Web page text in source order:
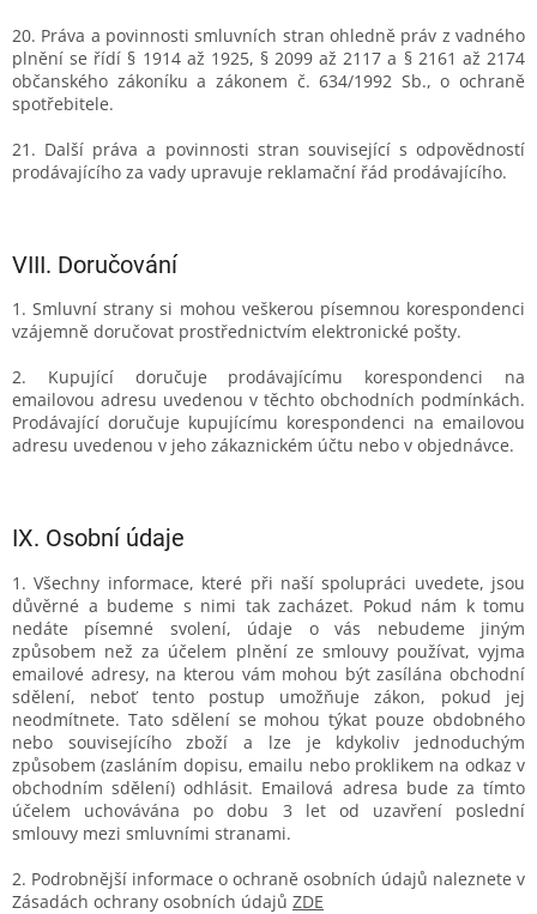
20. Práva a povinnosti smluvních stran ohledně práv z vadného
plnění se řídí § 1914 až 1925, § 2099 až 2117 a § 2161 až 2174
občanského zákoníku a zákonem č. 634/1992 Sb., o ochraně
spotřebitele.
21. Další práva a povinnosti stran související s odpovědností
prodávajícího za vady upravuje reklamační řád prodávajícího.
VIII. Doručování
1. Smluvní strany si mohou veškerou písemnou korespondenci
vzájemně doručovat prostřednictvím elektronické pošty.
2. Kupující doručuje prodávajícímu korespondenci na
emailovou adresu uvedenou v těchto obchodních podmínkách.
Prodávající doručuje kupujícímu korespondenci na emailovou
adresu uvedenou v jeho zákaznickém účtu nebo v objednávce.
IX. Osobní údaje
1. Všechny informace, které při naší spolupráci uvedete, jsou
důvěrné a budeme s nimi tak zacházet. Pokud nám k tomu
nedáte písemné svolení, údaje o vás nebudeme jiným
způsobem než za účelem plnění ze smlouvy používat, vyjma
emailové adresy, na kterou vám mohou být zasílána obchodní
sdělení, neboť tento postup umožňuje zákon, pokud jej
neodmítnete. Tato sdělení se mohou týkat pouze obdobného
nebo souvisejícího zboží a lze je kdykoliv jednoduchým
způsobem (zasláním dopisu, emailu nebo proklikem na odkaz v
obchodním sdělení) odhlásit. Emailová adresa bude za tímto
účelem uchovávána po dobu 3 let od uzavření poslední
smlouvy mezi smluvními stranami.
2. Podrobnější informace o ochraně osobních údajů naleznete v
Zásadách ochrany osobních údajů ZDE